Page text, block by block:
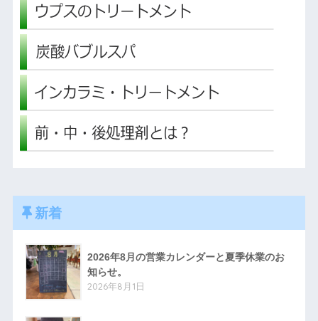
新着
2026年8月の営業カレンダーと夏季休業のお
知らせ。
2026年8月1日